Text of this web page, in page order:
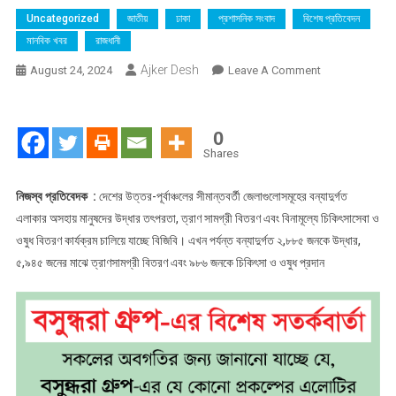
Uncategorized জাতীয় ঢাকা প্রশাসনিক সংবাদ
বিশেষ প্রতিবেদন
মানবিক খবর
রাজধানী
August 24, 2024 Ajker Desh Leave A CommentOn
উদ্ধার
তৎপরতা,
ত্রাণ
ও
চিকিৎসাসেবা
অব্যাহত
0
Shares
নিজস্ব প্রতিবেদক : দেশের উত্তর-পূর্বাঞ্চলের সীমান্তবর্তী জেলাগুলোসমূহের বন্যাদুর্গত
এলাকার অসহায় মানুষদের উদ্ধার তৎপরতা, ত্রাণ সামগ্রী বিতরণ এবং বিনামূল্যে চিকিৎসাসেবা ও
ওষুধ বিতরণ কার্যক্রম চালিয়ে যাচ্ছে বিজিবি। এখন পর্যন্ত বন্যাদুর্গত ২,৮৮৫ জনকে উদ্ধার,
৫,৯৪৫ জনের মাঝে ত্রাণসামগ্রী বিতরণ এবং ৯৮৬ জনকে চিকিৎসা ও ওষুধ প্রদান